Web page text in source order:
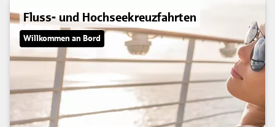
Fluss- und Hochseekreuzfahrten
Willkommen an Bord